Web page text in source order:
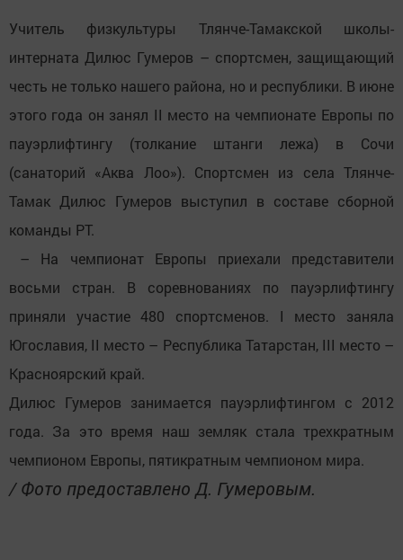
Учитель физкультуры Тлянче-Тамакской школы-
интерната Дилюс Гумеров – спортсмен, защищающий
честь не только нашего района, но и республики. В июне
этого года он занял II место на чемпионате Европы по
пауэрлифтингу (толкание штанги лежа) в Сочи
(санаторий «Аква Лоо»). Спортсмен из села Тлянче-
Тамак Дилюс Гумеров выступил в составе сборной
команды РТ.
– На чемпионат Европы приехали представители
восьми стран. В соревнованиях по пауэрлифтингу
приняли участие 480 спортсменов. I место заняла
Югославия, II место – Республика Татарстан, III место –
Красноярский край.
Дилюс Гумеров занимается пауэрлифтингом с 2012
года. За это время наш земляк стала трехкратным
чемпионом Европы, пятикратным чемпионом мира.
/ Фото предоставлено Д. Гумеровым.